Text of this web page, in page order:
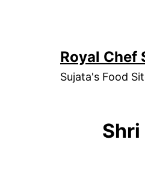
Royal Chef
Sujata's Food
Shri